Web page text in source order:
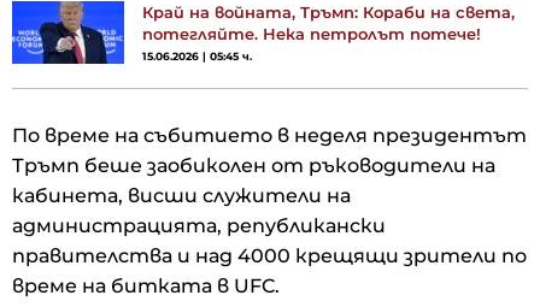
Край на войната, Тръмп: Кораби на света,
потегляйте. Нека петролът потече!
15.06.2026 | 05:45 ч.
По време на събитието в неделя президентът
Тръмп беше заобиколен от ръководители на
кабинета, висши служители на
администрацията, републикански
правителства и над 4000 крещящи зрители по
време на битката в UFC.